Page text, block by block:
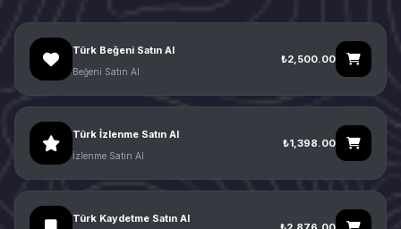
Türk Beğeni Satın Al
Beğeni Satın Al
₺2,500.00
Türk İzlenme Satın Al
İzlenme Satın Al
₺1,398.00
Türk Kaydetme Satın Al